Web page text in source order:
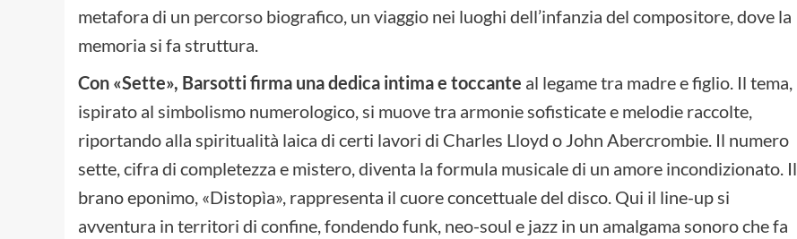
metafora di un percorso biografico, un viaggio nei luoghi dell’infanzia del compositore, dove la
memoria si fa struttura.
Con «Sette», Barsotti firma una dedica intima e toccante al legame tra madre e figlio. Il tema,
ispirato al simbolismo numerologico, si muove tra armonie sofisticate e melodie raccolte,
riportando alla spiritualità laica di certi lavori di Charles Lloyd o John Abercrombie. Il numero
sette, cifra di completezza e mistero, diventa la formula musicale di un amore incondizionato. Il
brano eponimo, «Distopìa», rappresenta il cuore concettuale del disco. Qui il line-up si
avventura in territori di confine, fondendo funk, neo-soul e jazz in un amalgama sonoro che fa